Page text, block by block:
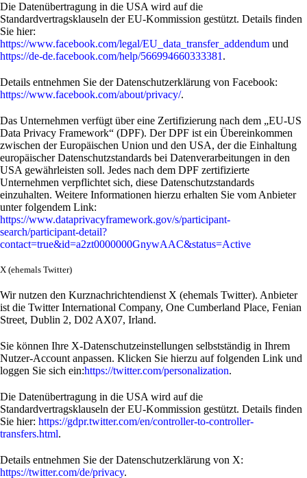
Die Datenübertragung in die USA wird auf die
Standardvertragsklauseln der EU-Kommission gestützt. Details finden
Sie hier:
https://www.facebook.com/legal/EU_data_transfer_addendum und
https://de-de.facebook.com/help/566994660333381 .
Details entnehmen Sie der Datenschutzerklärung von Facebook:
https://www.facebook.com/about/privacy/.
Das Unternehmen verfügt über eine Zertifizierung nach dem „EU-US
Data Privacy Framework“ (DPF). Der DPF ist ein Übereinkommen
zwischen der Europäischen Union und den USA, der die Einhaltung
europäischer Datenschutzstandards bei Datenverarbeitungen in den
USA gewährleisten soll. Jedes nach dem DPF zertifizierte
Unternehmen verpflichtet sich, diese Datenschutzstandards
einzuhalten. Weitere Informationen hierzu erhalten Sie vom Anbieter
unter folgendem Link:
https://www.dataprivacyframework.gov/s/participant-
search/participant-detail?
contact=true&id=a2zt0000000GnywAAC&status=Active
X (ehemals Twitter)
Wir nutzen den Kurznachrichtendienst X (ehemals Twitter). Anbieter
ist die Twitter International Company, One Cumberland Place, Fenian
Street, Dublin 2, D02 AX07, Irland.
Sie können Ihre X-Datenschutzeinstellungen selbstständig in Ihrem
Nutzer-Account anpassen. Klicken Sie hierzu auf folgenden Link und
loggen Sie sich ein:https://twitter.com/personalization.
Die Datenübertragung in die USA wird auf die
Standardvertragsklauseln der EU-Kommission gestützt. Details finden
Sie hier: https://gdpr.twitter.com/en/controller-to-controller-
transfers.html.
Details entnehmen Sie der Datenschutzerklärung von X:
https://twitter.com/de/privacy.